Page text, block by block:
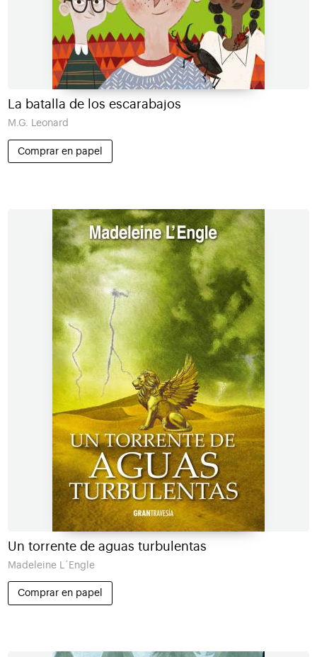
La batalla de los escarabajos
M.G. Leonard
Comprar en papel
Un torrente de aguas turbulentas
Madeleine L´Engle
Comprar en papel